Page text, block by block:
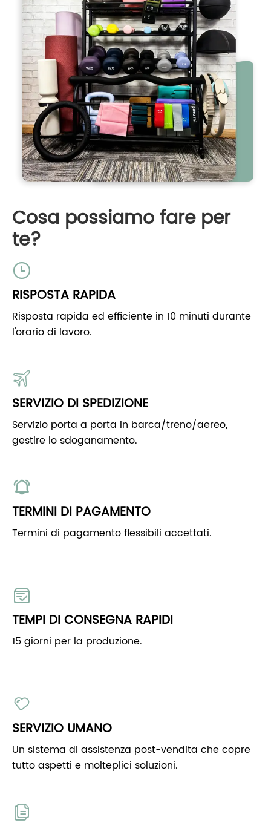
Cosa possiamo fare per
te?
RISPOSTA RAPIDA
Risposta rapida ed efficiente in 10 minuti durante
l'orario di lavoro.
SERVIZIO DI SPEDIZIONE
Servizio porta a porta in barca/treno/aereo,
gestire lo sdoganamento.
TERMINI DI PAGAMENTO
Termini di pagamento flessibili accettati.
TEMPI DI CONSEGNA RAPIDI
15 giorni per la produzione.
SERVIZIO UMANO
Un sistema di assistenza post-vendita che copre
tutto aspetti e molteplici soluzioni.